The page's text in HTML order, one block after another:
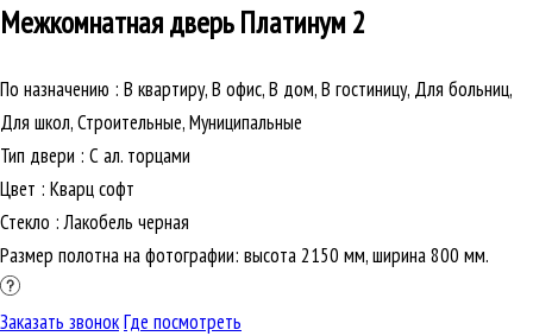
Межкомнатная дверь Платинум 2
По назначению : В квартиру, В офис, В дом, В гостиницу, Для больниц,
Для школ, Строительные, Муниципальные
Тип двери : С ал. торцами
Цвет : Кварц софт
Стекло :Лакобель черная
Размер полотна на фотографии: высота 2150 мм, ширина 800 мм.
Заказать звонокГде посмотреть